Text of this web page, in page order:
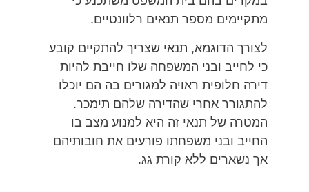
מתקיימים מספר תנאים רלוונטיים.
לצורך הדוגמא, תנאי שצריך להתקיים קובע
כי לחייב ובני המשפחה שלו חייבת להיות
דירה חלופית ראויה למגורים בה הם יוכלו
להתגורר אחרי שהדירה שלהם תימכר.
המטרה של תנאי זה היא למנוע מצב בו
החייב ובני משפחתו פורעים את חובותיהם
אך נשארים ללא קורת גג.